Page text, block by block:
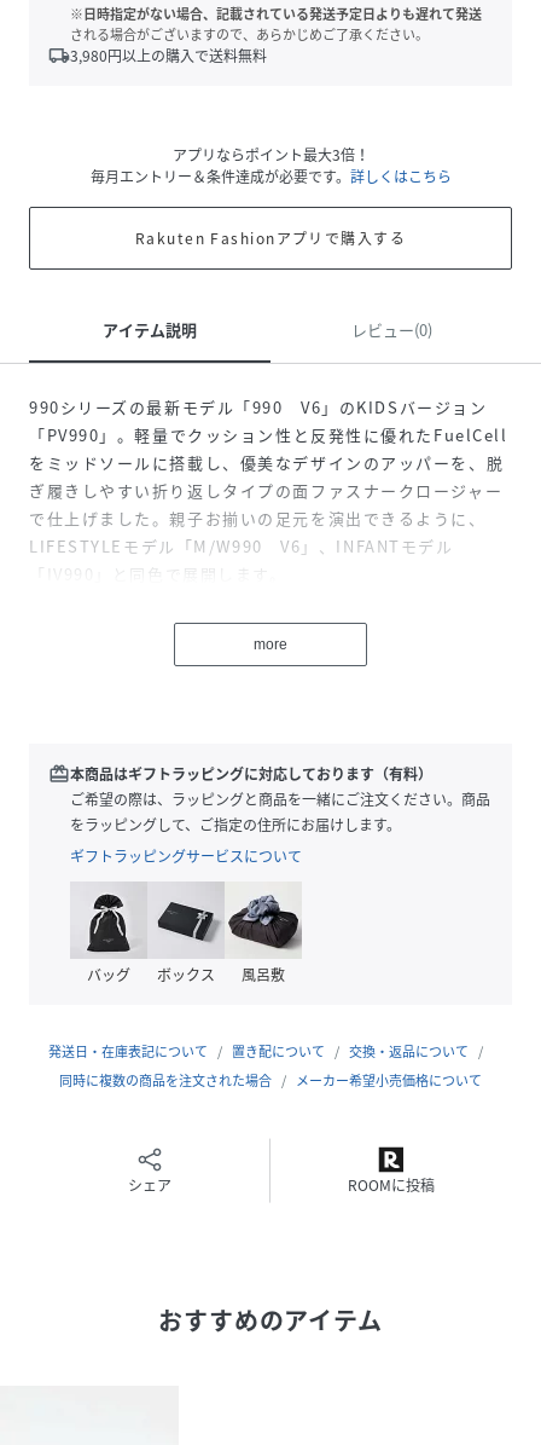
※日時指定がない場合、記載されている発送予定日よりも遅れて発送
される場合がございますので、あらかじめご了承ください。
local_shipping3,980円以上の購入で送料無料
アプリならポイント最大3倍！
毎月エントリー＆条件達成が必要です。 詳しくはこちら
Rakuten Fashionアプリで購入する
アイテム説明 レビュー(0)
990シリーズの最新モデル「990 V6」のKIDSバージョン
「PV990」。軽量でクッション性と反発性に優れたFuelCell
をミッドソールに搭載し、優美なデザインのアッパーを、脱
ぎ履きしやすい折り返しタイプの面ファスナークロージャー
で仕上げました。親子お揃いの足元を演出できるように、
LIFESTYLEモデル「M/W990 V6」、INFANTモデル
「IV990」と同色で展開します。
や幅広)、18.0cm/W(標準~やや幅広)、
18.5cm/W(標準~やや幅広)、19.0cm/W(標準~や
や幅広)、19.5cm/W(標準~やや幅広)、
20.0cm/W(標準~やや幅広)、20.5cm/W(標準~や
や幅広)、21.0cm/W(標準~やや幅広)、
21.5cm/W(標準~やや幅広)
RW0992_PV990
PV990-26S1-1-BK6-13W RW0992
more
redeem本商品はギフトラッピングに対応しております（有料）
ご希望の際は、ラッピングと商品を一緒にご注文ください。商品
をラッピングして、ご指定の住所にお届けします。
ギフトラッピングサービスについて
バッグ ボックス 風呂敷
発送日・在庫表記について 置き配について
交換・返品について
同時に複数の商品を注文された場合
メーカー希望小売価格について
シェア ROOMに投稿
おすすめのアイテム